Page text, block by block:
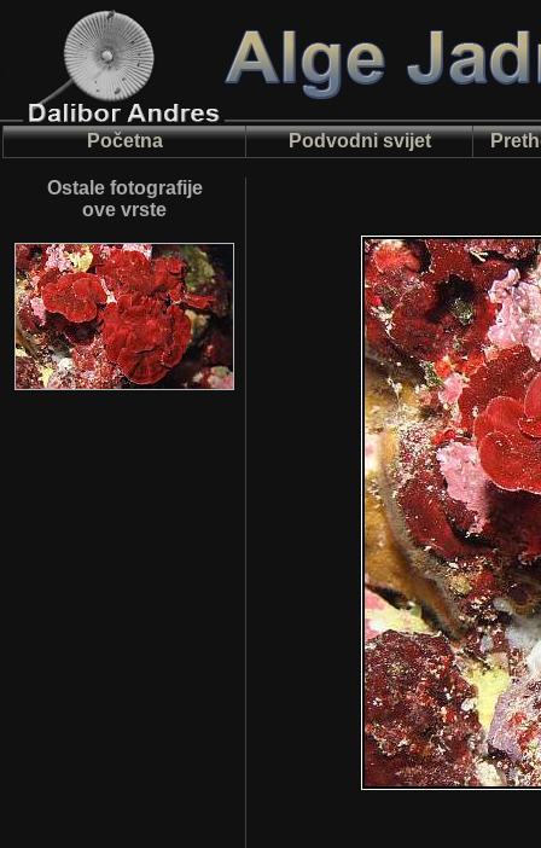
Početna Podvodni svijet
Ostale fotografije
ove vrste